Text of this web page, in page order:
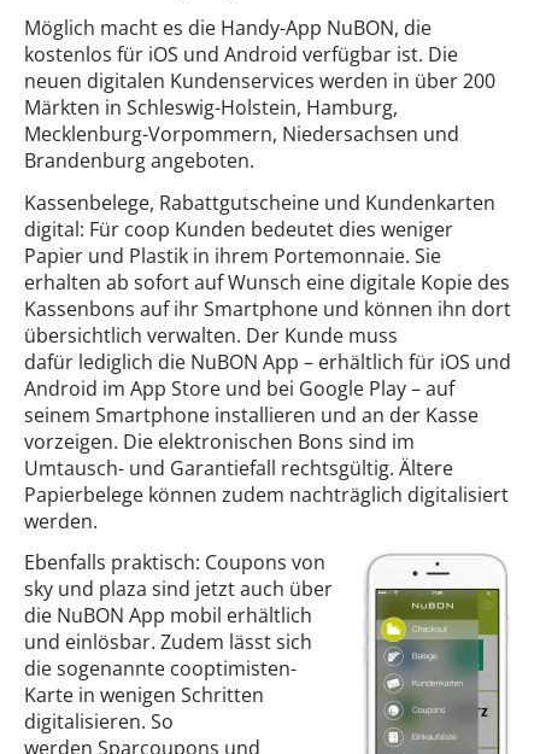
Möglich macht es die Handy-App NuBON, die
kostenlos für iOS und Android verfügbar ist. Die
neuen digitalen Kundenservices werden in über 200
Märkten in Schleswig-Holstein, Hamburg,
Mecklenburg-Vorpommern, Niedersachsen und
Brandenburg angeboten.
Kassenbelege, Rabattgutscheine und Kundenkarten
digital: Für coop Kunden bedeutet dies weniger
Papier und Plastik in ihrem Portemonnaie. Sie
erhalten ab sofort auf Wunsch eine digitale Kopie des
Kassenbons auf ihr Smartphone und können ihn dort
übersichtlich verwalten. Der Kunde muss
dafür lediglich die NuBON App – erhältlich für iOS und
Android im App Store und bei Google Play – auf
seinem Smartphone installieren und an der Kasse
vorzeigen. Die elektronischen Bons sind im
Umtausch- und Garantiefall rechtsgültig. Ältere
Papierbelege können zudem nachträglich digitalisiert
werden.
Ebenfalls praktisch: Coupons von
sky und plaza sind jetzt auch über
die NuBON App mobil erhältlich
und einlösbar. Zudem lässt sich
die sogenannte cooptimisten-
Karte in wenigen Schritten
digitalisieren. So
werden Sparcoupons und